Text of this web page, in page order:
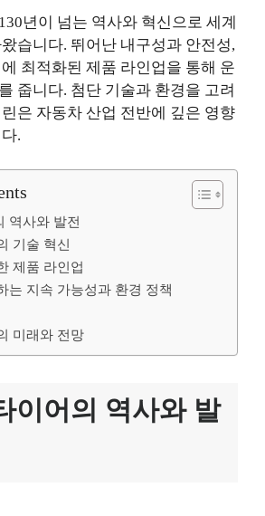
년이 넘는 역사와 혁신으로 세계
습니다. 뛰어난 내구성과 안전성,
최적화된 제품 라인업을 통해 운
줍니다. 첨단 기술과 환경을 고려
은 자동차 산업 전반에 깊은 영향
.
역사와 발전
기술 혁신
제품 라인업
는 지속 가능성과 환경 정책
미래와 전망
이어의 역사와 발